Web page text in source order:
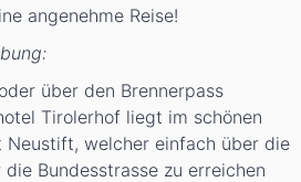
angenehme Reise!
über den Brennerpass
Tirolerhof liegt im schönen
welcher einfach über die
Bundesstrasse zu erreichen